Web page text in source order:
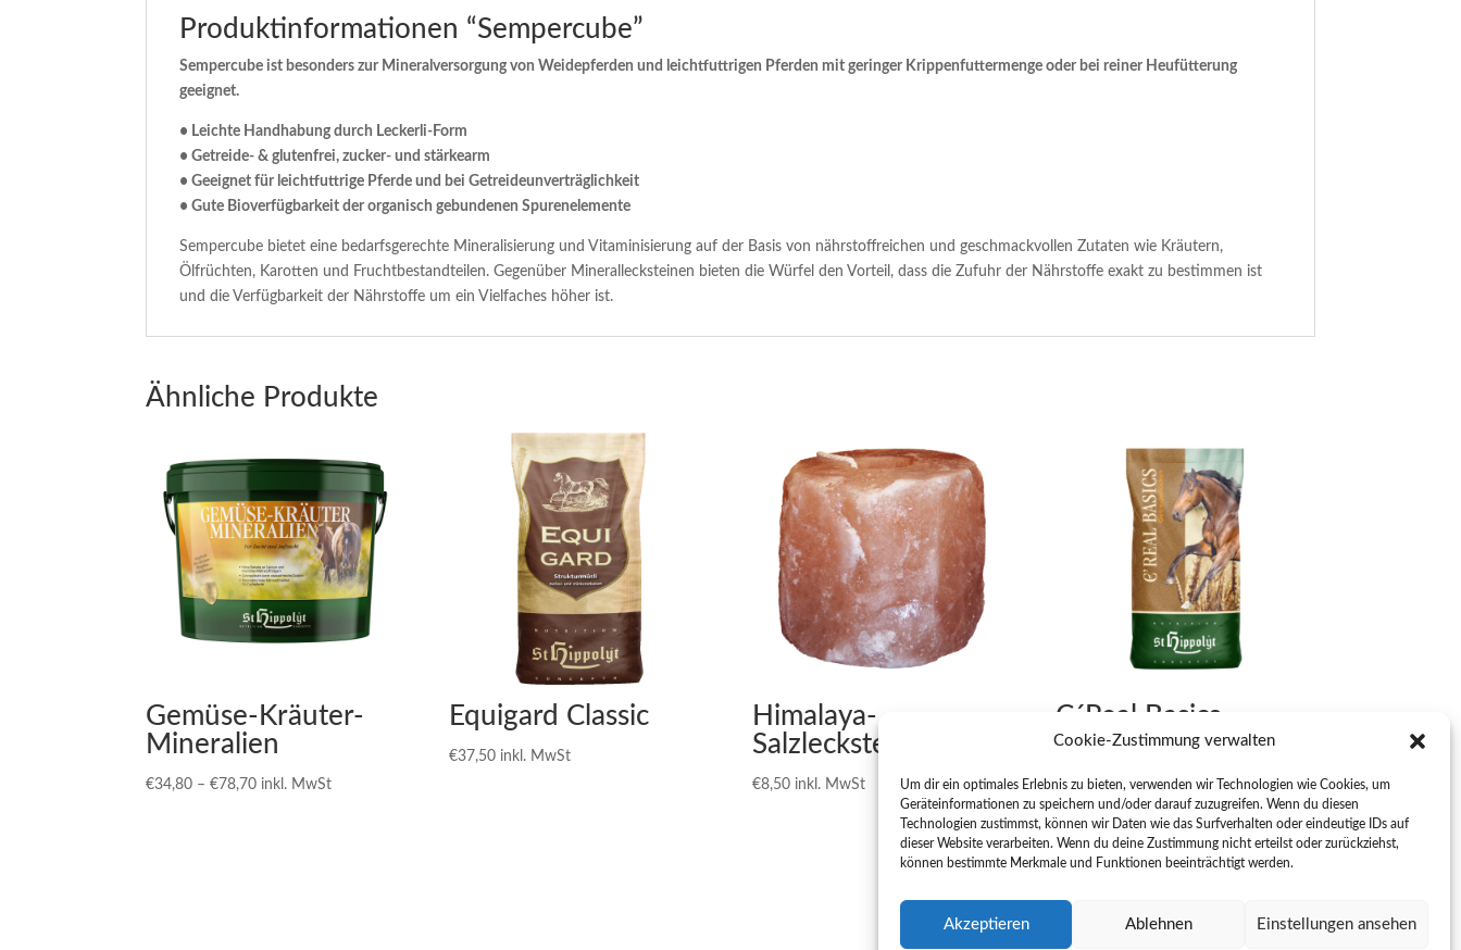
Cookie-Zustimmung verwalten
Um dir ein optimales Erlebnis zu bieten, verwenden wir Technologien wie Cookies, um
Geräteinformationen zu speichern und/oder darauf zuzugreifen. Wenn du diesen
Technologien zustimmst, können wir Daten wie das Surfverhalten oder eindeutige IDs auf
dieser Website verarbeiten. Wenn du deine Zustimmung nicht erteilst oder zurückziehst,
können bestimmte Merkmale und Funktionen beeinträchtigt werden.
Akzeptieren Ablehnen Einstellungen ansehen
Produktinformationen “Sempercube”
Sempercube ist besonders zur Mineralversorgung von Weidepferden und leichtfuttrigen Pferden mit geringer Krippenfuttermenge oder bei reiner Heufütterung
geeignet.
• Leichte Handhabung durch Leckerli-Form
• Getreide- & glutenfrei, zucker- und stärkearm
• Geeignet für leichtfuttrige Pferde und bei Getreideunverträglichkeit
• Gute Bioverfügbarkeit der organisch gebundenen Spurenelemente
Sempercube bietet eine bedarfsgerechte Mineralisierung und Vitaminisierung auf der Basis von nährstoffreichen und geschmackvollen Zutaten wie Kräutern,
Ölfrüchten, Karotten und Fruchtbestandteilen. Gegenüber Minerallecksteinen bieten die Würfel den Vorteil, dass die Zufuhr der Nährstoffe exakt zu bestimmen ist
und die Verfügbarkeit der Nährstoffe um ein Vielfaches höher ist.
Ähnliche Produkte
Gemüse-Kräuter-
Mineralien
€34,80 –€78,70Preisspanne:
inkl. MwSt
Equigard Classic
€37,50 inkl. MwSt
Himalaya-
Salzleckstein
€8,50 inkl. MwSt
C´Real Basics
Balance
€15,50 inkl. MwSt